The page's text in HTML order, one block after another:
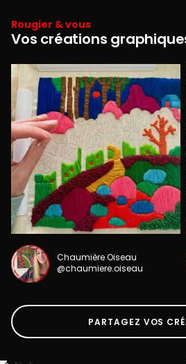
Rougier & vous
Vos créations
Chaumière Oiseau
@chaumiere.oiseau
PARTAGEZ VOS